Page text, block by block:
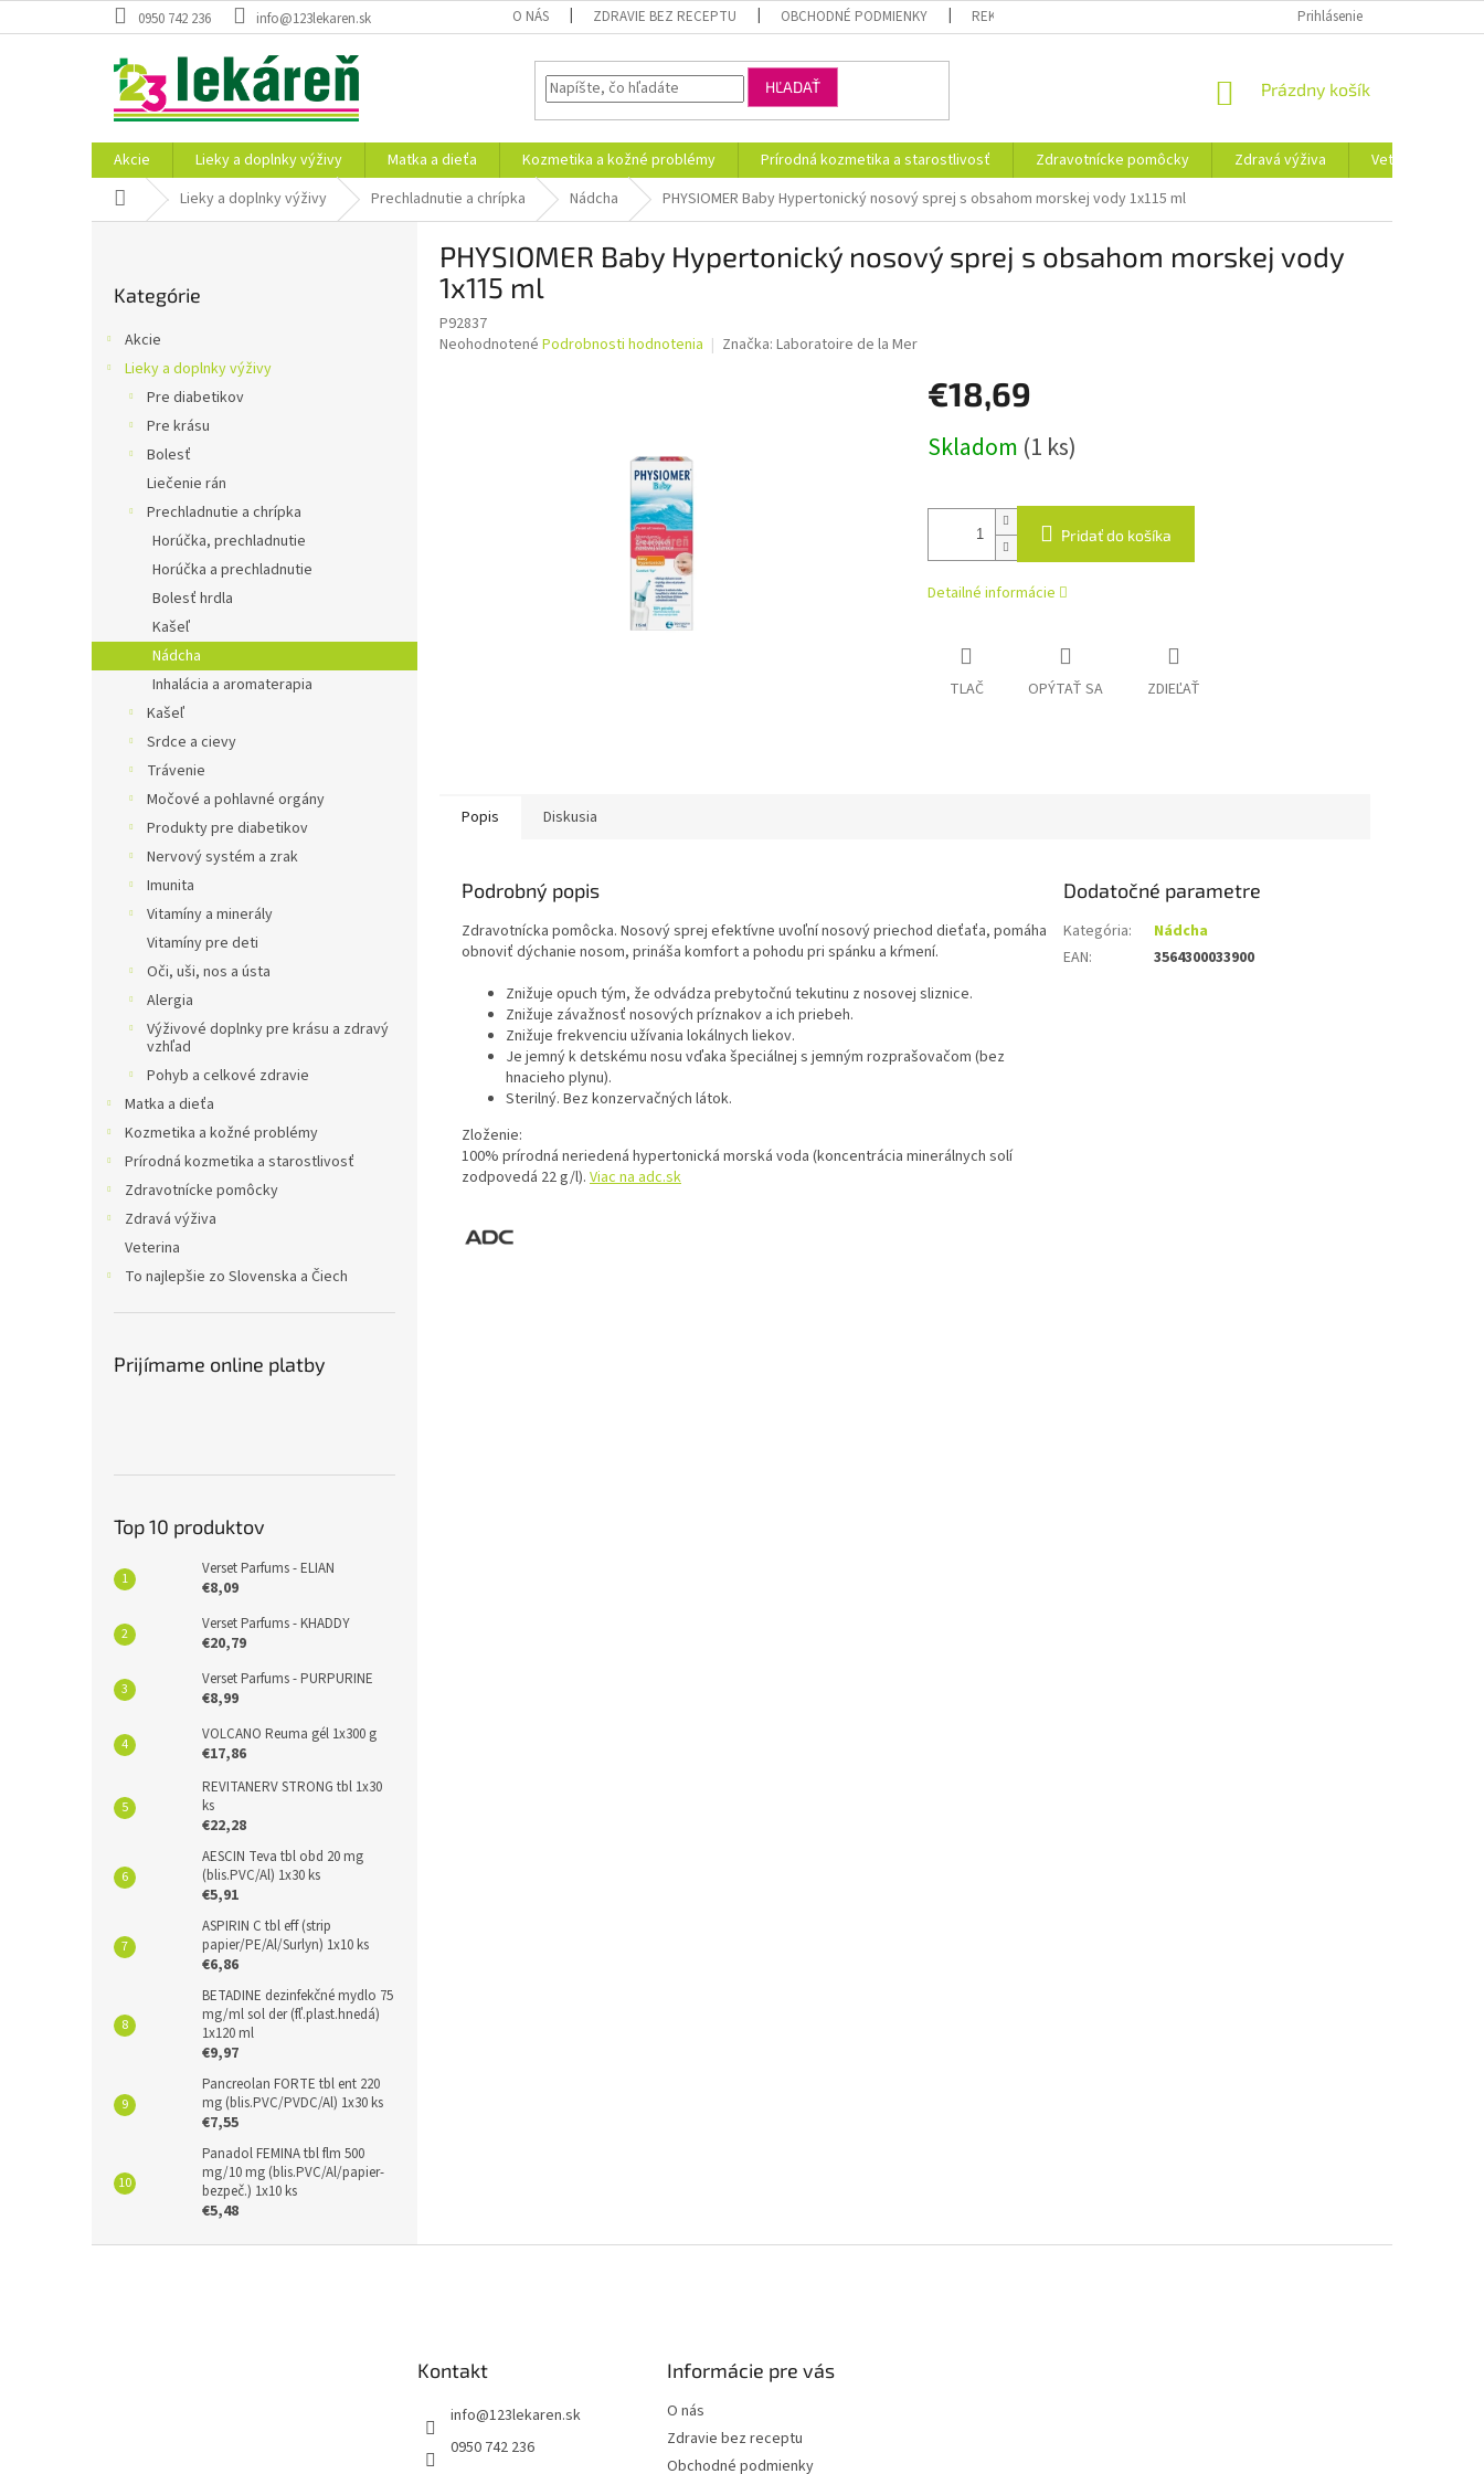
na
0950 742 236 info@123lekaren.sk O NÁS ZDRAVIE BEZ RECEPTU OBCHODNÉ PODMIENKY REKLAMAČNÝ FORMULÁR REKLAMAČNÝ PORIADOKPrihlásenie
HĽADAŤ
NÁKUPNÝ
Prázdny košík
Akcie Lieky a doplnky výživy Matka a dieťa Kozmetika a kožné problémy Prírodná kozmetika a starostlivosť Zdravotnícke pomôcky Zdravá výživa Veterina
DomovLieky a doplnky výživy Prechladnutie a chrípka Nádcha PHYSIOMER Baby Hypertonický nosový sprej s obsahom morskej vody 1x115 ml
kategórie
Kategórie
Akcie
Lieky a doplnky výživy
Pre diabetikov
Pre krásu
Bolesť
Liečenie rán
Prechladnutie a chrípka
Horúčka, prechladnutie
Horúčka a prechladnutie
Bolesť hrdla
Kašeľ
Nádcha
Inhalácia a aromaterapia
Kašeľ
Srdce a cievy
Trávenie
Močové a pohlavné orgány
Produkty pre diabetikov
Nervový systém a zrak
Imunita
Vitamíny a minerály
Vitamíny pre deti
Oči, uši, nos a ústa
Alergia
Výživové doplnky pre krásu a zdravý
vzhľad
Pohyb a celkové zdravie
Matka a dieťa
Kozmetika a kožné problémy
Prírodná kozmetika a starostlivosť
Zdravotnícke pomôcky
Zdravá výživa
Veterina
To najlepšie zo Slovenska a Čiech
Prijímame online platby
Top 10 produktov
Verset Parfums - ELIAN
€8,09
Verset Parfums - KHADDY
€20,79
Verset Parfums - PURPURINE
€8,99
VOLCANO Reuma gél 1x300 g
€17,86
REVITANERV STRONG tbl 1x30
ks
€22,28
AESCIN Teva tbl obd 20 mg
(blis.PVC/Al) 1x30 ks
€5,91
ASPIRIN C tbl eff (strip
papier/PE/Al/Surlyn) 1x10 ks
€6,86
BETADINE dezinfekčné mydlo 75
mg/ml sol der (fľ.plast.hnedá)
1x120 ml
€9,97
Pancreolan FORTE tbl ent 220
mg (blis.PVC/PVDC/Al) 1x30 ks
€7,55
Panadol FEMINA tbl flm 500
mg/10 mg (blis.PVC/Al/papier-
bezpeč.) 1x10 ks
€5,48
PHYSIOMER Baby Hypertonický nosový sprej s obsahom morskej vody
1x115 ml
P92837
Priemerné
Neohodnotené Podrobnosti hodnotenia Značka: Laboratoire de la Mer
€18,69
cena:
Skladom (1 ks)
Pridať do košíka
Detailné informácie
TLAČ OPÝTAŤ SA ZDIEĽAŤ
Popis Diskusia
Podrobný popis
Zdravotnícka pomôcka. Nosový sprej efektívne uvoľní nosový priechod dieťaťa, pomáha
obnoviť dýchanie nosom, prináša komfort a pohodu pri spánku a kŕmení.
Znižuje opuch tým, že odvádza prebytočnú tekutinu z nosovej sliznice.
Znižuje závažnosť nosových príznakov a ich priebeh.
Znižuje frekvenciu užívania lokálnych liekov.
Je jemný k detskému nosu vďaka špeciálnej s jemným rozprašovačom (bez
hnacieho plynu).
Sterilný. Bez konzervačných látok.
Zloženie:
100% prírodná neriedená hypertonická morská voda (koncentrácia minerálnych solí
zodpovedá 22 g/l). Viac na adc.sk
Dodatočné parametre
Kategória:
Nádcha
EAN: 3564300033900
Kontakt
info@123lekaren.sk
0950 742 236
Informácie pre vás
O nás
Zdravie bez receptu
Obchodné podmienky